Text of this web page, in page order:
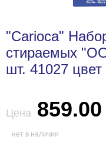
"Carioca"
стираемых
шт. 41027
Цена
нет в наличии